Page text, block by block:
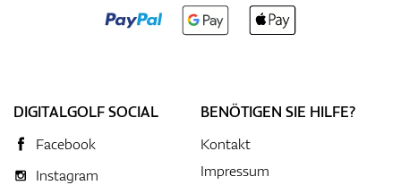
DIGITALGOLF SOCIAL
Facebook
Instagram
BENÖTIGEN SIE HILFE?
Kontakt
Impressum